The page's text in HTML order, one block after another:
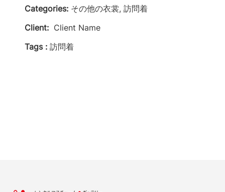
Categories: その他の衣裳, 訪問着
Client: Client Name
Tags : 訪問着